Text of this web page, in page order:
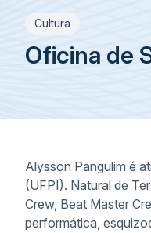
Cultura
Oficina de
Alysson Pangulim é
(UFPI). Natural de
Crew, Beat Master
performática,